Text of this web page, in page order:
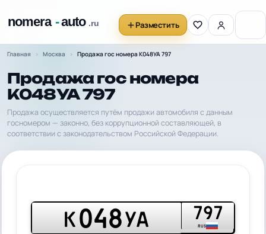
Разместить
Главная Москва Продажа гос номера К048УА 797
Продажа гос номера
К048УА 797
Продажа осуществляется путём продажи автомобиля с данным
госномером — законно, без коррупционной составляющей, в
соответствии с законодательством Российской Федерации.
К048УА 797
RUS